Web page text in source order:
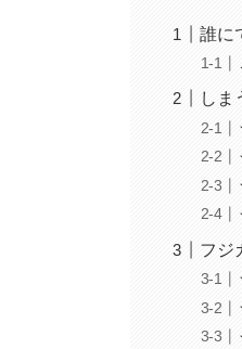
誰に
しま
フジ